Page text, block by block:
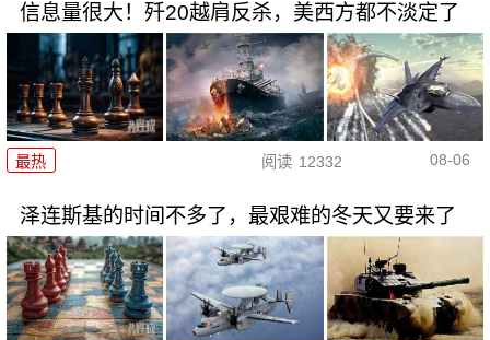
信息量很大！歼20越肩反杀，美西方都不淡定了
最热 阅读 12332 08-06
泽连斯基的时间不多了，最艰难的冬天又要来了